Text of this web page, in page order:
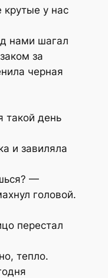
у нас
нами шагал
за
черная
такой день
и завиляла
—
головой.
перестал
тепло.